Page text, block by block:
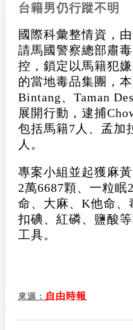
台籍男仍行蹤不明
國際科彙整情資，
請馬國警察總部肅
控，鎖定以馬籍犯
的當地毒品集團，
Bintang、Taman
展開行動，逮捕
包括馬籍7人、孟加
人。
專案小組並起獲麻
2萬6687顆、一粒眠
命、大麻、K他命、
扣碘、紅磷、鹽酸
工具。
來源： 自由時報